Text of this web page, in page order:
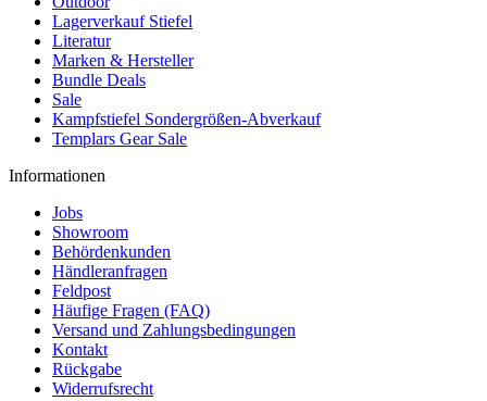
Lagerverkauf Stiefel
Literatur
Marken & Hersteller
Bundle Deals
Sale
Kampfstiefel Sondergrößen-Abverkauf
Templars Gear Sale
Informationen
Jobs
Showroom
Behördenkunden
Händleranfragen
Feldpost
Häufige Fragen (FAQ)
Versand und Zahlungsbedingungen
Kontakt
Rückgabe
Widerrufsrecht